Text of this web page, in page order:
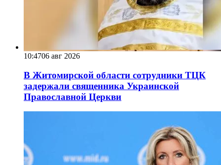
10:4706 авг 2026
В Житомирской области сотрудники ТЦК
задержали священника Украинской
Православной Церкви